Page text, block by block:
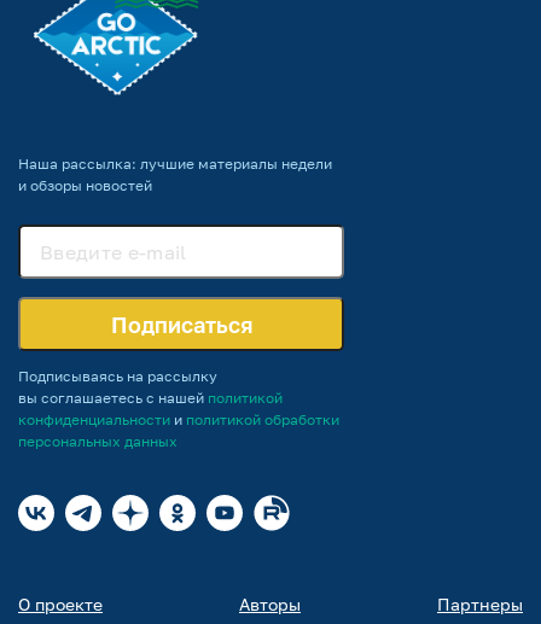
Наша рассылка: лучшие материалы недели
и обзоры новостей
Подписаться
Подписываясь на рассылку
вы соглашаетесь с нашей политикой
конфиденциальности и политикой обработки
персональных данных
О проекте Авторы Партнеры